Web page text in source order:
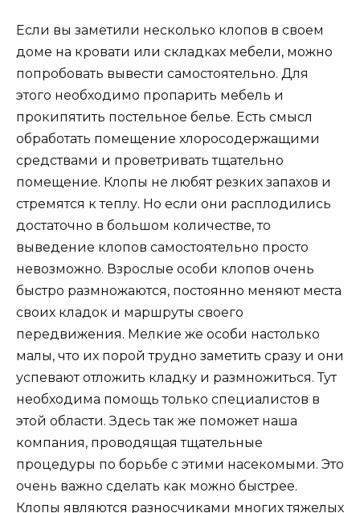
Если вы заметили несколько клопов в своем
доме на кровати или складках мебели, можно
попробовать вывести самостоятельно. Для
этого необходимо пропарить мебель и
прокипятить постельное белье. Есть смысл
обработать помещение хлоросодержащими
средствами и проветривать тщательно
помещение. Клопы не любят резких запахов и
стремятся к теплу. Но если они расплодились
достаточно в большом количестве, то
выведение клопов самостоятельно просто
невозможно. Взрослые особи клопов очень
быстро размножаются, постоянно меняют места
своих кладок и маршруты своего
передвижения. Мелкие же особи настолько
малы, что их порой трудно заметить сразу и они
успевают отложить кладку и размножиться. Тут
необходима помощь только специалистов в
этой области. Здесь так же поможет наша
компания, проводящая тщательные
процедуры по борьбе с этими насекомыми. Это
очень важно сделать как можно быстрее.
Клопы являются разносчиками многих тяжелых